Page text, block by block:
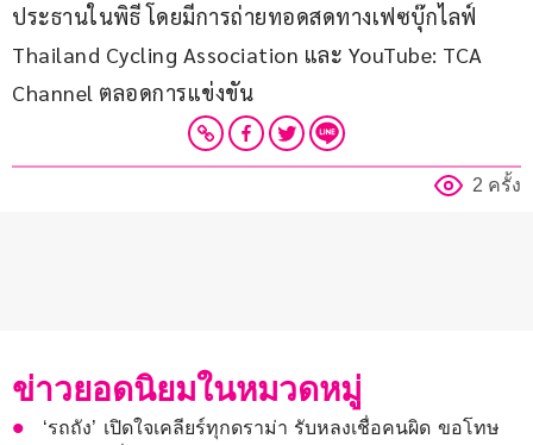
ประธานในพิธี โดยมีการถ่ายทอดสดทางเฟซบุ๊กไลฟ์
Thailand Cycling Association และ YouTube: TCA
Channel ตลอดการแข่งขัน
2 ครั้ง
ข่าวยอดนิยมในหมวดหมู่
‘รถถัง’ เปิดใจเคลียร์ทุกดราม่า รับหลงเชื่อคนผิด ขอโทษ